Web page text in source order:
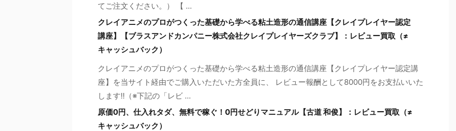
てご注文ください。） 【 ...
クレイアニメのプロがつくった基礎から学べる粘土造形の通信講座【クレイプレイヤー認定
講座】【ブラスアンドカンパニー株式会社クレイプレイヤーズクラブ】：レビュー買取（≠
キャッシュバック）
クレイアニメのプロがつくった基礎から学べる粘土造形の通信講座【クレイプレイヤー認定講
座】を当サイト経由でご購入いただいた方全員に、 レビュー報酬として8000円をお支払いいた
します!!（※下記の「レビ ...
原価0円、仕入れタダ、無料で稼ぐ！0円せどりマニュアル【古道 和俊】：レビュー買取（≠
キャッシュバック）